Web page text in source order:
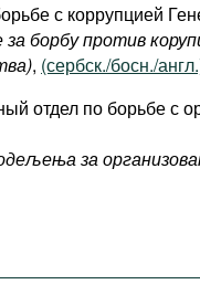
с коррупцией
борбу против
, (сербск./босн./
отдел по борьбе с
за